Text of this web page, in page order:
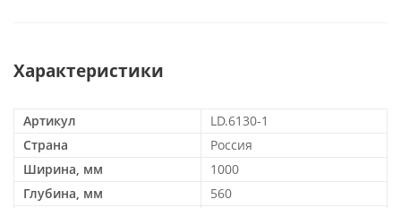
Характеристики
Артикул
LD.6130-1
Страна
Россия
Ширина, мм
1000
Глубина, мм
560